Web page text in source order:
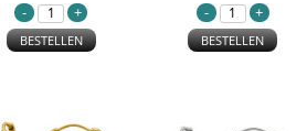
BESTELLEN BESTELLEN